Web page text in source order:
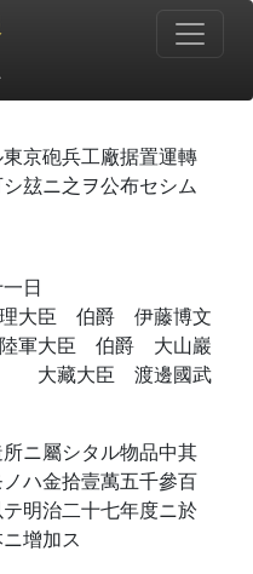
京砲兵工廠据置運轉
玆ニ之ヲ公布セシム
日
理大臣 伯爵 伊藤博文
陸軍大臣 伯爵 大山巖
大藏大臣 渡邊國武
ニ屬シタル物品中其
ハ金拾壹萬五千參百
明治二十七年度ニ於
增加ス